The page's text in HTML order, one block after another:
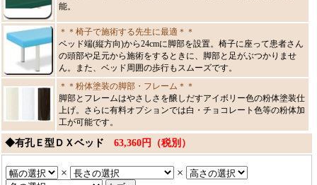
能。
＊＊椅子で施術する先生に最適＊＊
ベッド端(縦方向)から24cmに脚部を設置。椅子に座って患者さん
の頭部や足元から施術をするときに、脚部と足がぶつかりませ
ん。また、ベッド周囲の歩行もスムーズです。
＊＊粉体塗装の脚部・フレーム＊＊
脚部とフレームはやさしさを醸しだすアイボリー色の粉体塗装仕
上げ。さらに有料オプションでは白・チョコレート色等の粉体加
工が可能です。
◆有孔Ｅ型ＤＸベッド 63,360円（税別）
× ×